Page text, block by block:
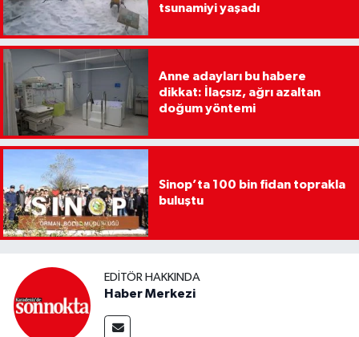
tsunamiyi yaşadı
Anne adayları bu habere
dikkat: İlaçsız, ağrı azaltan
doğum yöntemi
Sinop’ta 100 bin fidan toprakla
buluştu
EDITÖR HAKKINDA
Haber Merkezi